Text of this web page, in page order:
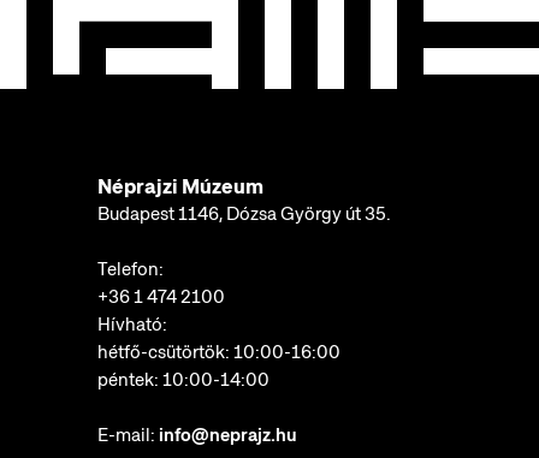
Néprajzi Múzeum
Budapest 1146, Dózsa György út 35.
Telefon:
+36 1 474 2100
Hívható:
hétfő-csütörtök: 10:00-16:00
péntek: 10:00-14:00
E-mail: info@neprajz.hu